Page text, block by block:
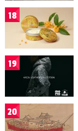
18
19
20